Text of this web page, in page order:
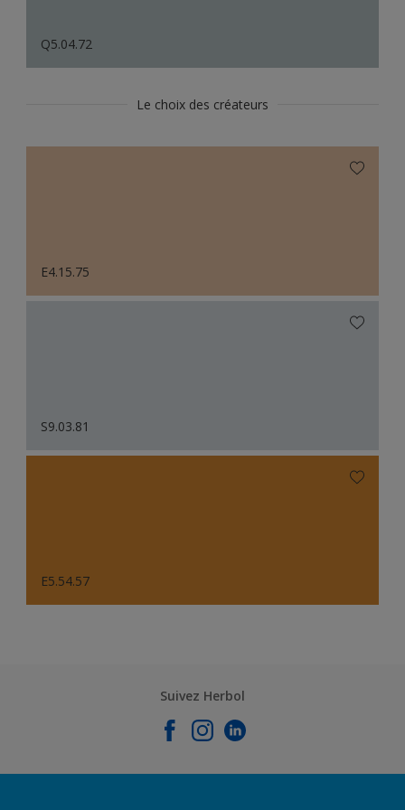
Q5.04.72
Le choix des créateurs
E4.15.75
S9.03.81
E5.54.57
Suivez Herbol